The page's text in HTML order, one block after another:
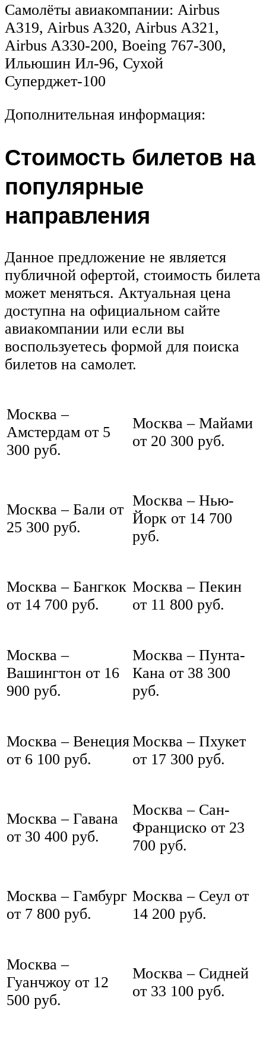
Самолёты авиакомпании: Airbus
A319, Airbus A320, Airbus A321,
Airbus A330-200, Boeing 767-300,
Ильюшин Ил-96, Сухой
Суперджет-100
Дополнительная информация:
Стоимость билетов на
популярные
направления
Данное предложение не является
публичной офертой, стоимость билета
может меняться. Актуальная цена
доступна на официальном сайте
авиакомпании или если вы
воспользуетесь формой для поиска
билетов на самолет.
Москва –
Амстердам от 5
300 руб.
Москва – Майами
от 20 300 руб.
Москва – Бали от
25 300 руб.
Москва – Нью-
Йорк от 14 700
руб.
Москва – Бангкок
от 14 700 руб.
Москва – Пекин
от 11 800 руб.
Москва –
Вашингтон от 16
900 руб.
Москва – Пунта-
Кана от 38 300
руб.
Москва – Венеция
от 6 100 руб.
Москва – Пхукет
от 17 300 руб.
Москва – Гавана
от 30 400 руб.
Москва – Сан-
Франциско от 23
700 руб.
Москва – Гамбург
от 7 800 руб.
Москва – Сеул от
14 200 руб.
Москва –
Гуанчжоу от 12
500 руб.
Москва – Сидней
от 33 100 руб.